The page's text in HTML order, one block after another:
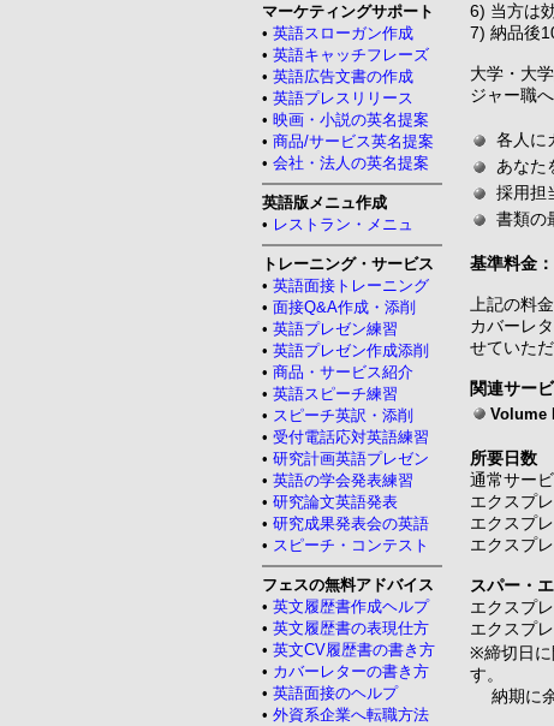
マーケティングサポート
• 英語スローガン作成
• 英語キャッチフレーズ
• 英語広告文書の作成
• 英語プレスリリース
• 映画・小説の英名提案
• 商品/サービス英名提案
• 会社・法人の英名提案
英語版メニュ作成
• レストラン・メニュ
トレーニング・サービス
• 英語面接トレーニング
• 面接Q&A作成・添削
• 英語プレゼン練習
• 英語プレゼン作成添削
• 商品・サービス紹介
• 英語スピーチ練習
• スピーチ英訳・添削
• 受付電話応対英語練習
• 研究計画英語プレゼン
• 英語の学会発表練習
• 研究論文英語発表
• 研究成果発表会の英語
• スピーチ・コンテスト
フェスの無料アドバイス
• 英文履歴書作成ヘルプ
• 英文履歴書の表現仕方
• 英文CV履歴書の書き方
• カバーレターの書き方
• 英語面接のヘルプ
• 外資系企業へ転職方法
6) 当方は
7) 納品後
大学・大
ジャー職
各人に
あなた
採用担
書類の
基準料金
上記の料
カバーレ
せていただ
関連サー
Volume
所要日数
通常サー
エクスプ
エクスプ
エクスプ
スパー・
エクスプ
エクスプ
※締切日に
す。
納期に余